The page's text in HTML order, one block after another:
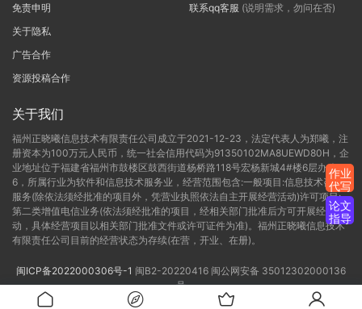
免责申明
关于隐私
广告合作
资源投稿合作
联系qq客服 (说明需求，勿问在否)
关于我们
福州正晓曦信息技术有限责任公司成立于2021-12-23，法定代表人为郑曦，注
册资本为100万元人民币，统一社会信用代码为91350102MA8UEWD80H，企
业地址位于福建省福州市鼓楼区鼓西街道杨桥路118号宏杨新城4#楼6层办公C-
6，所属行业为软件和信息技术服务业，经营范围包含:一般项目:信息技术咨询
服务(除依法须经批准的项目外，凭营业执照依法自主开展经营活动)许可项目:
第二类增值电信业务(依法须经批准的项目，经相关部门批准后方可开展经营活
动，具体经营项目以相关部门批准文件或许可证件为准)。福州正晓曦信息技术
有限责任公司目前的经营状态为存续(在营，开业、在册)。
闽ICP备2022000306号-1 闽B2-20220416 闽公网安备 35012302000136
号
作业
代写
论文
指导